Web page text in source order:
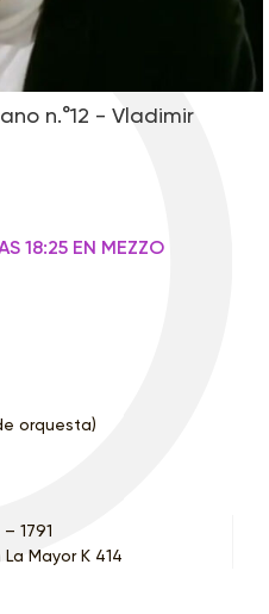
n.°12 - Vladimir
18:25 EN MEZZO
orquesta)
1791
Mayor K 414